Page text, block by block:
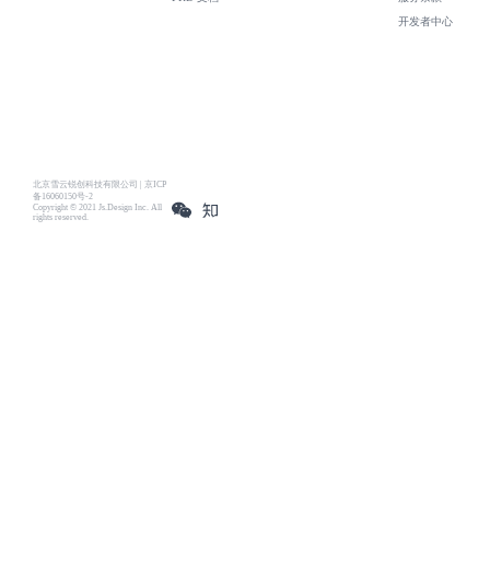
北京雪云锐创科技有限公司 | 京ICP
备16060150号-2
Copyright © 2021 Js.Design Inc. All
rights reserved.
开发者中心